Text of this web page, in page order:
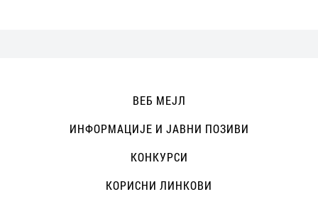
ВЕБ МЕЈЛ
ИНФОРМАЦИЈЕ И ЈАВНИ ПОЗИВИ
КОНКУРСИ
КОРИСНИ ЛИНКОВИ